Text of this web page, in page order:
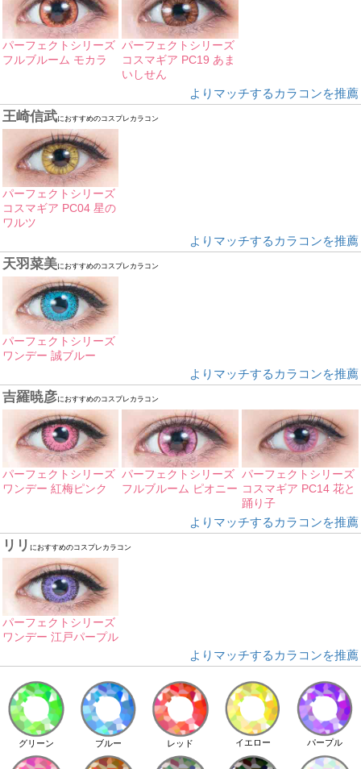
パーフェクトシリーズ
フルブルーム モカラ
パーフェクトシリーズ
コスマギア PC19 あま
いしせん
よりマッチするカラコンを推薦
王崎信武におすすめのコスプレカラコン
パーフェクトシリーズ
コスマギア PC04 星の
ワルツ
よりマッチするカラコンを推薦
天羽菜美におすすめのコスプレカラコン
パーフェクトシリーズ
ワンデー 誠ブルー
よりマッチするカラコンを推薦
吉羅暁彦におすすめのコスプレカラコン
パーフェクトシリーズ
ワンデー 紅梅ピンク
パーフェクトシリーズ
フルブルーム ピオニー
パーフェクトシリーズ
コスマギア PC14 花と
踊り子
よりマッチするカラコンを推薦
リリ におすすめのコスプレカラコン
パーフェクトシリーズ
ワンデー 江戸パープル
よりマッチするカラコンを推薦
グリーン ブルー レッド イエロー パープル